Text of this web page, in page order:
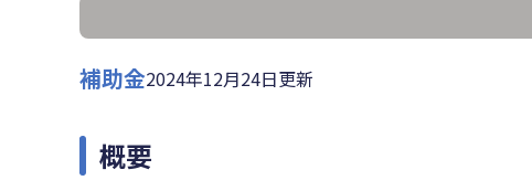
補助金2024年12月24日更新
概要